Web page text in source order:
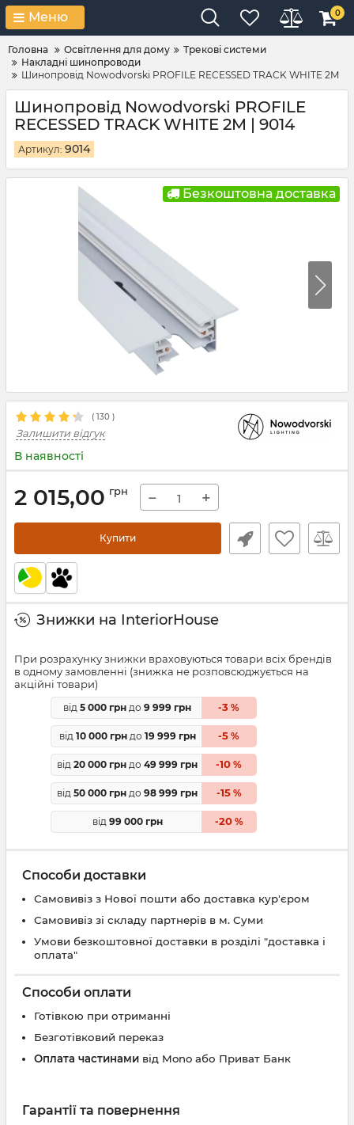
Меню 0
Головна Освітлення для дому
Трекові системи
Накладні шинопроводи
Шинопровід Nowodvorski PROFILE RECESSED TRACK WHITE 2M
Шинопровід Nowodvorski PROFILE
RECESSED TRACK WHITE 2M | 9014
Артикул: 9014
Безкоштовна доставка
( 130 )
Залишити відгук
В наявності
2 015,00 грн − +
Купити
Знижки на InteriorHouse
При розрахунку знижки враховуються товари всіх брендів
в одному замовленні (знижка не розповсюджується на
акційні товари)
від 5 000 грн до 9 999 грн -3 %
від 10 000 грндо 19 999 грн -5 %
від 20 000 грн до 49 999 грн -10 %
від 50 000 грн до 98 999 грн -15%
від 99 000 грн -20%
Способи доставки
Самовивіз з Нової пошти або доставка кур'єром
Самовивіз зі складу партнерів в м. Суми
Умови безкоштовної доставки в розділі "доставка і
оплата"
Способи оплати
Готівкою при отриманні
Безготівковий переказ
Оплата частинами від Mono або Приват Банк
Гарантії та повернення